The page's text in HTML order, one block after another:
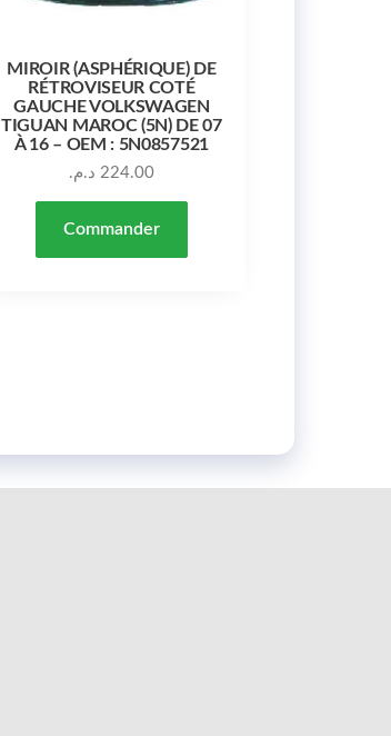
MIROIR (ASPHÉRIQUE) DE
RÉTROVISEUR COTÉ
GAUCHE VOLKSWAGEN
TIGUAN MAROC (5N) DE 07
À 16 – OEM : 5N0857521
224.00 د.م.
Commander